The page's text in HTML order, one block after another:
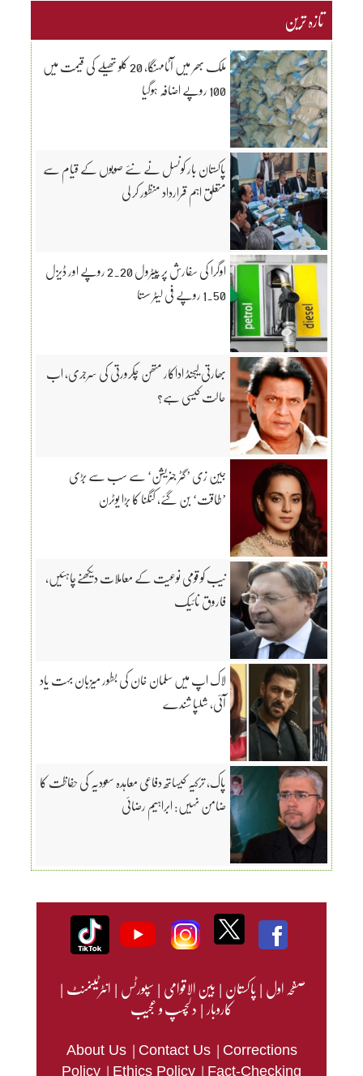
تازہ ترین
ملک بھر میں آٹامہنگا، 20 کلو تھیلے کی قیمت میں
100 روپے اضافہ ہوگیا
پاکستان بار کونسل نے نئے صوبوں کے قیام سے
متعلق اہم قرارداد منظور کر لی
اوگرا کی سفارش پر پیٹرول 2.20 روپے اور ڈیزل
1.50 روپے فی لیٹر سستا
بھارتی لیجنڈ اداکار متھن چکرورتی کی سرجری، اب
حالت کیسی ہے؟
جین زی ’گٹر جنریشن‘ سے سب سے بڑی
’طاقت‘ بن گئے، کنگنا کا بڑا یوٹرن
نیب کو قومی نوعیت کے معاملات دیکھنےچاہئیں،
فاروق نائیک
لاک اپ میں سلمان خان کی بطور میزبان بہت یاد
آئی، شلپا شندے
پاک، ترکیہ کیساتھ دفاعی معاہدہ سعودیہ کی حفاظت کا
ضامن نہیں: ابراہیم رضائی
صفحہ اول|پاکستان|بین الاقوامی|سپورٹس|انٹرٹینمنٹ|
کاروبار|دلچسپ و عجیب
About Us | Contact Us | Corrections
Policy
Ethics Policy Fact-Checking